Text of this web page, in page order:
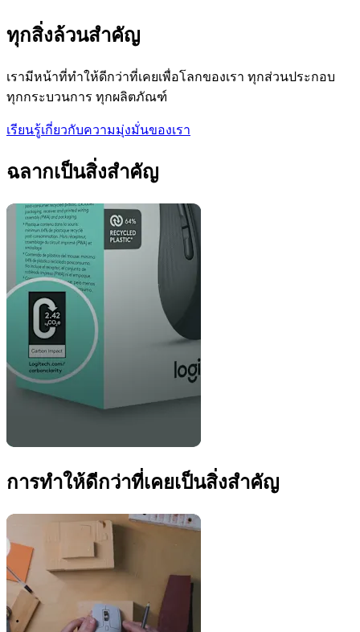
ทุกสิ่งล้วนสำคัญ
เรามีหน้าที่ทำให้ดีกว่าที่เคยเพื่อโลกของเรา ทุกส่วนประกอบ
ทุกกระบวนการ ทุกผลิตภัณฑ์
เรียนรู้เกี่ยวกับความมุ่งมั่นของเรา
ฉลากเป็นสิ่งสำคัญ
การทำให้ดีกว่าที่เคยเป็นสิ่งสำคัญ